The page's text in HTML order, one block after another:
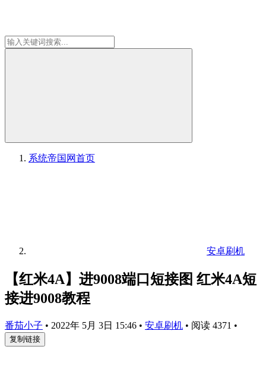
系统帝国网首页
安卓刷机
【红米4A】进9008端口短接图 红米4A短
接进9008教程
番茄小子 • 2022年 5月 3日 15:46 • 安卓刷机 • 阅读 4371 •
复制链接